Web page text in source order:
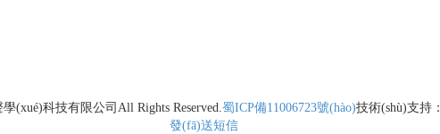
(xué)科技有限公司 All Rights Reserved.蜀ICP備11006723號(hào)技術(shù)支持：
發(fā)送短信